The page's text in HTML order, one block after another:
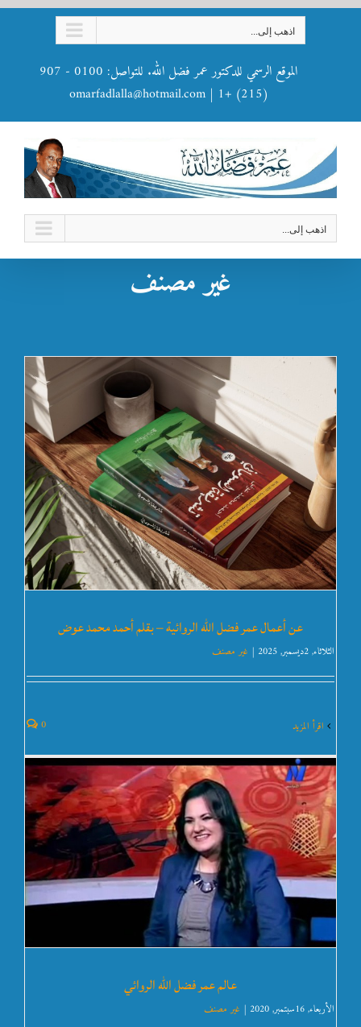
اذهب إلى...
الموقع الرسمي للدكتور عمر فضل الله. للتواصل: 0100 - 907
(215) +1
|
omarfadlalla@hotmail.com
اذهب إلى...
غير مصنف
عن أعمال عمر فضل الله الروائية – بقلم أحمد محمد عوض
عن أعمال عمر فضل الله الروائية – بقلم أحمد محمد عوض
الثلاثاء, 2ديسمبر, 2025 | غير مصنف
0
عالم عمر فضل الله الروائي
عالم عمر فضل الله الروائي
الأربعاء, 16سبتمبر, 2020 | غير مصنف
عمر فضل الله يفوز بالجوائز للمرة الثانية هذا العام 2018
غير مصنف